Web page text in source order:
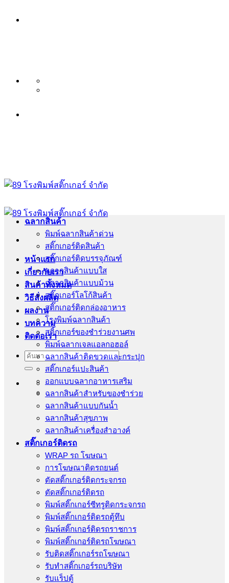
หน้าแรก
เกี่ยวกับเรา
สินค้าทั้งหมด
วิธีสั่งผลิต
ผลงาน
บทความ
ติดต่อเรา
ค้นหา:
ฉลากสินค้า
พิมพ์ฉลากสินค้าด่วน
สติ๊กเกอร์ติดสินค้า
สติ๊กเกอร์ติดบรรจุภัณฑ์
ฉลากสินค้าแบบใส
ฉลากสินค้าแบบม้วน
สติ๊กเกอร์โลโก้สินค้า
สติ๊กเกอร์ติดกล่องอาหาร
โรงพิมพ์ฉลากสินค้า
สติ้กเกอร์ของชำร่วยงานศพ
พิมพ์ฉลากเจลแอลกอฮอล์
ฉลากสินค้าติดขวดและกระปุก
สติ๊กเกอร์แปะสินค้า
ออกแบบฉลากอาหารเสริม
ฉลากสินค้าสำหรับของชำร่วย
ฉลากสินค้าแบบกันน้ำ
ฉลากสินค้าสุขภาพ
ฉลากสินค้าเครื่องสำอางค์
สติ๊กเกอร์ติดรถ
WRAP รถ โฆษณา
การโฆษณาติดรถยนต์
ตัดสติ๊กเกอร์ติดกระจกรถ
ตัดสติ๊กเกอร์ติดรถ
พิมพ์สติ๊กเกอร์ซีทรูติดกระจกรถ
พิมพ์สติ๊กเกอร์ติดรถตู้ทึบ
พิมพ์สติ๊กเกอร์ติดรถราชการ
พิมพ์สติ๊กเกอร์ติดรถโฆษณา
รับติดสติ๊กเกอร์รถโฆษณา
รับทำสติ๊กเกอร์รถบริษัท
รับแร็ปตู้